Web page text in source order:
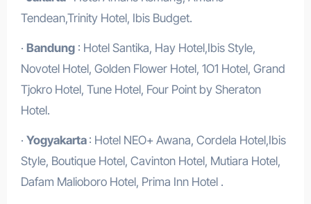
Tendean,Trinity Hotel, Ibis Budget.
· Bandung: Hotel Santika, Hay Hotel,Ibis Style,
Novotel Hotel, Golden Flower Hotel, 1O1 Hotel, Grand
Tjokro Hotel, Tune Hotel, Four Point by Sheraton
Hotel.
· Yogyakarta : Hotel NEO+ Awana, Cordela Hotel,Ibis
Style, Boutique Hotel, Cavinton Hotel, Mutiara Hotel,
Dafam Malioboro Hotel, Prima Inn Hotel .